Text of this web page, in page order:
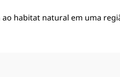
habitat natural em uma